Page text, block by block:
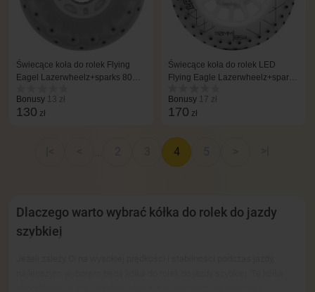
Świecące koła do rolek Flying
Eagel Lazerwheelz+sparks 80
Bonusy 13 zł
130 zł
Świecące koła do rolek LED
Flying Eagle Lazerwheelz+sparks
Bonusy 17 zł
170 zł
4
Dlaczego warto wybrać kółka do rolek do jazdy
szybkiej